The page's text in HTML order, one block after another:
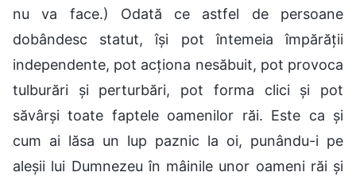
nu va face.) Odată ce astfel de persoane
dobândesc statut, își pot întemeia împărății
independente, pot acționa nesăbuit, pot provoca
tulburări și perturbări, pot forma clici și pot
săvârși toate faptele oamenilor răi. Este ca și
cum ai lăsa un lup paznic la oi, punându-i pe
aleșii lui Dumnezeu în mâinile unor oameni răi și